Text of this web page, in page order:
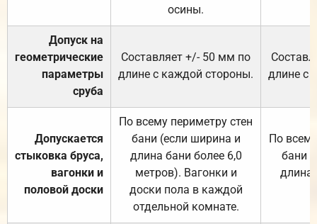
осины.
Допуск на
геометрические
параметры
сруба
Составляет +/- 50 мм по
длине с каждой стороны.
длине с
Допускается
стыковка бруса,
вагонки и
половой доски
По всему периметру стен
бани (если ширина и
длина бани более 6,0
метров). Вагонки и
доски пола в каждой
отдельной комнате.
По
бани
длина